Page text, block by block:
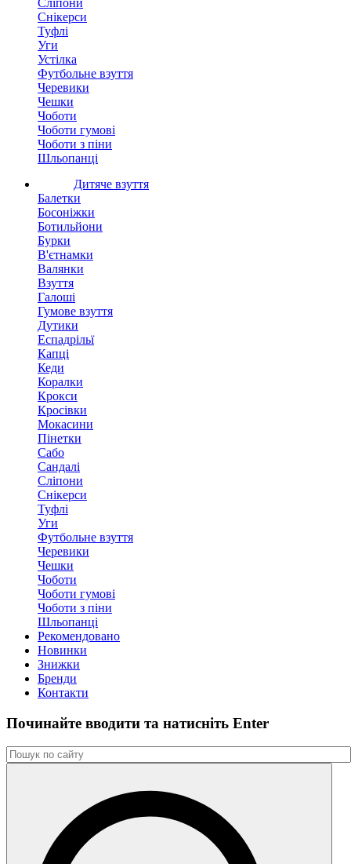
Сліпони
Снікерси
Туфлі
Уги
Устілка
Футбольне взуття
Черевики
Чешки
Чоботи
Чоботи гумові
Чоботи з піни
Шльопанці
Дитяче взуття
Балетки
Босоніжки
Ботильйони
Бурки
В'єтнамки
Валянки
Взуття
Галоші
Гумове взуття
Дутики
Еспадрільї
Капці
Кеди
Коралки
Крокси
Кросівки
Мокасини
Пінетки
Сабо
Сандалі
Сліпони
Снікерси
Туфлі
Уги
Футбольне взуття
Черевики
Чешки
Чоботи
Чоботи гумові
Чоботи з піни
Шльопанці
Рекомендовано
Новинки
Знижки
Бренди
Контакти
Починайте вводити та натиснiть Enter